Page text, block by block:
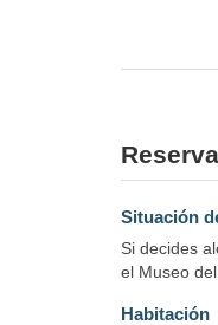
Situación
Si decides
el Museo
Habitación